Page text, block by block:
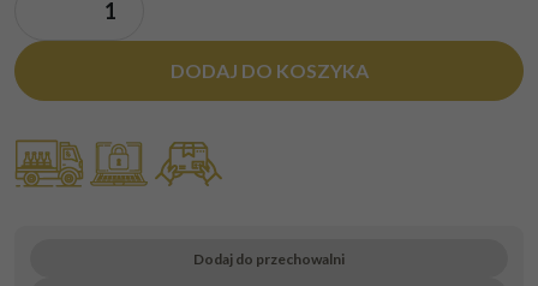
DODAJ DO KOSZYKA
Dodaj do przechowalni